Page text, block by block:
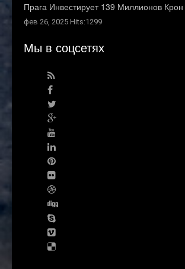
Прага Инвестирует 139 Миллионов
фев 26, 2025 Hits:1299
Мы в соцсетях